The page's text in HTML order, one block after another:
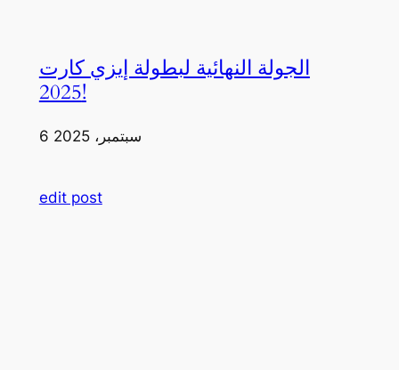
الجولة النهائية لبطولة إيزي كارت
2025!
6 سبتمبر، 2025
edit post